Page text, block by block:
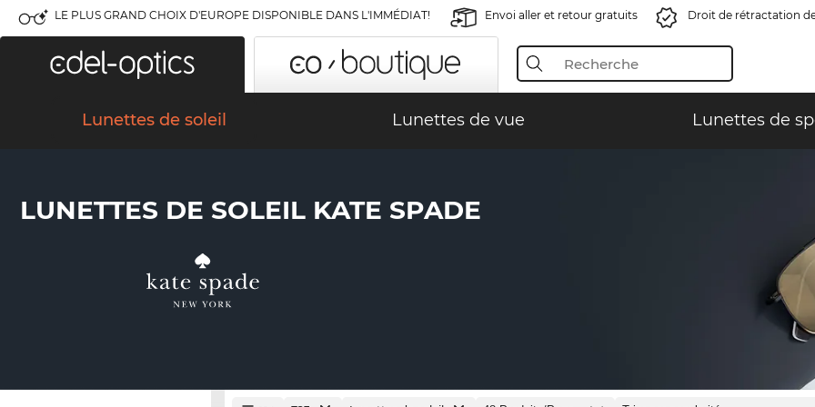
LE PLUS GRAND CHOIX D'EUROPE DISPONIBLE DANS L'IMMÉDIAT! Envoi aller et retour gratuits Droit de rétractation
Lunettes de soleil Lunettes de vue Lunettes de
LUNETTES DE SOLEIL KATE SPADE